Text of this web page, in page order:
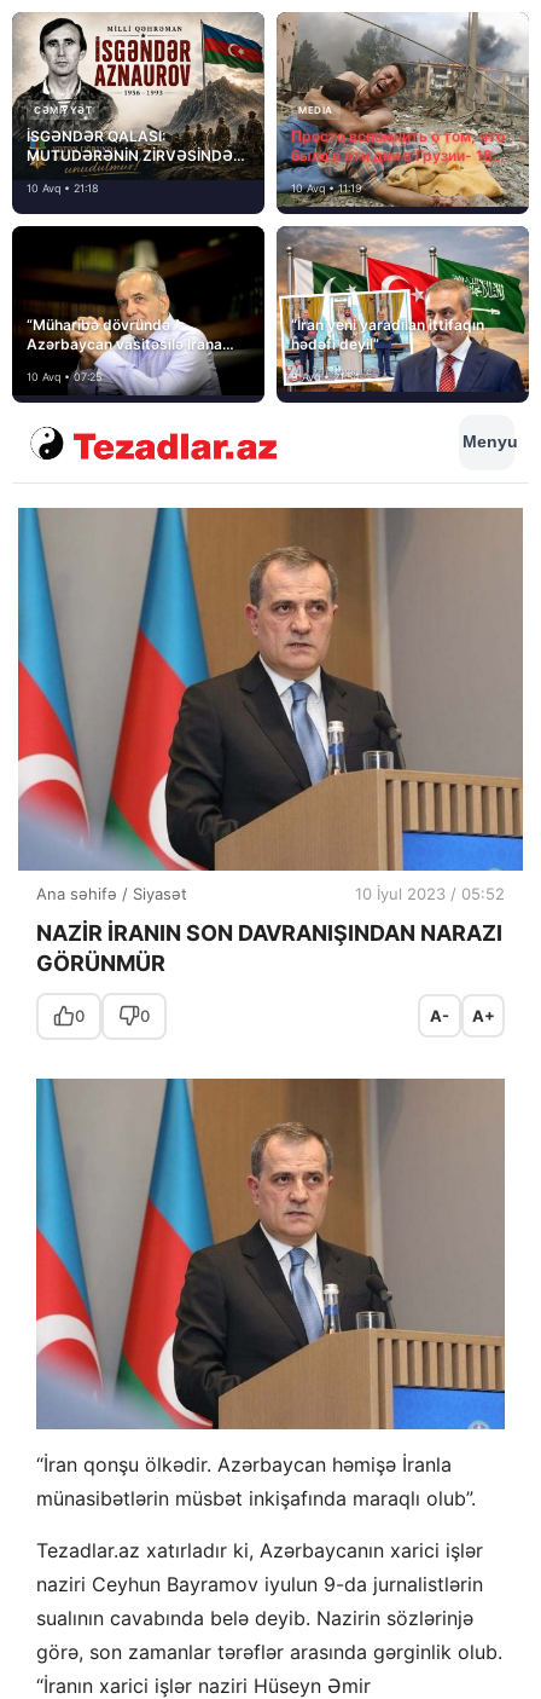
CƏMIYYƏT
İSGƏNDƏR QALASI:
MUTUDƏRƏNİN ZİRVƏSİNDƏ
YAZILAN QƏHRƏMANLIQ
10 Avq • 21:18
MEDİA
Просто вспомнить о том, что
было в эти дни в Грузии- 18
лет назад, 8 августа 2008
года…
10 Avq • 11:19
“Müharibə dövründə
Azərbaycan vasitəsilə İrana
yardım və dəstək göstərilib”
10 Avq • 07:25
“İran yeni yaradılan ittifaqın
hədəfi deyil”
9 Avq • 21:54
Menyu
Ana səhifə / Siyasət 10 İyul 2023 / 05:52
NAZİR İRANIN SON DAVRANIŞINDAN NARAZI
GÖRÜNMÜR
0 0 A- A+
“İran qonşu ölkədir. Azərbaycan həmişə İranla
münasibətlərin müsbət inkişafında maraqlı olub”.
Tezadlar.az xatırladır ki, Azərbaycanın xarici işlər
naziri Ceyhun Bayramov iyulun 9-da jurnalistlərin
sualının cavabında belə deyib. Nazirin sözlərinjə
görə, son zamanlar tərəflər arasında gərginlik olub.
“İranın xarici işlər naziri Hüseyn Əmir